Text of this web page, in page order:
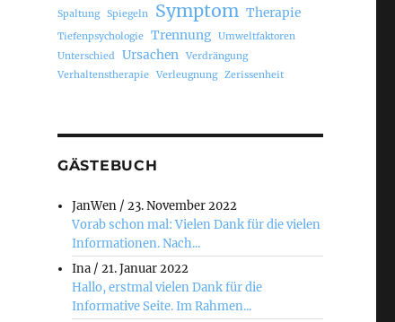
Spaltung Spiegeln Symptom Therapie
Tiefenpsychologie Trennung
Umweltfaktoren
Unterschied
Ursachen
Verdrängung
Verhaltenstherapie
Verleugnung Zerissenheit
GÄSTEBUCH
JanWen /23. November 2022
Vorab schon mal: Vielen Dank für die vielen
Informationen. Nach...
Ina /21. Januar 2022
Hallo, erstmal vielen Dank für die
Informative Seite. Im Rahmen...